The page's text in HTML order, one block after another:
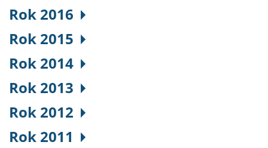
Rok 2016
Rok 2015
Rok 2014
Rok 2013
Rok 2012
Rok 2011